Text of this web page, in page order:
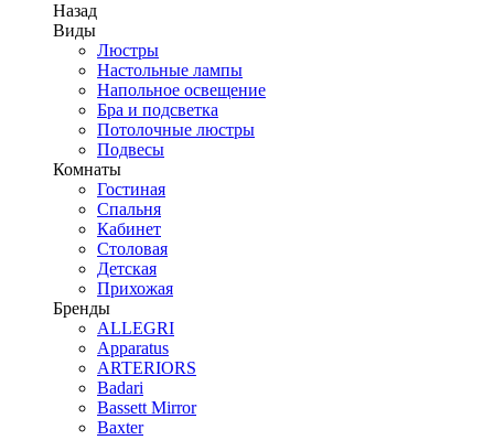
Назад
Виды
Люстры
Настольные лампы
Напольное освещение
Бра и подсветка
Потолочные люстры
Подвесы
Комнаты
Гостиная
Спальня
Кабинет
Столовая
Детская
Прихожая
Бренды
ALLEGRI
Apparatus
ARTERIORS
Badari
Bassett Mirror
Baxter